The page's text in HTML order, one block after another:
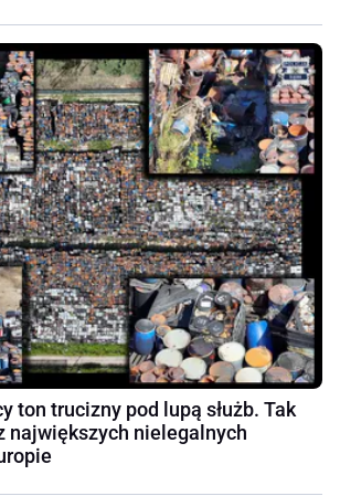
ton trucizny pod lupą służb. Tak
największych nielegalnych